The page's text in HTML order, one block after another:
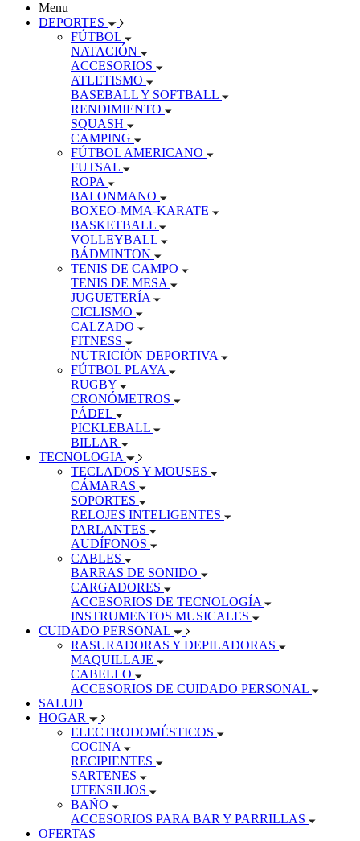
Menu
DEPORTES
FÚTBOL
NATACIÓN
ACCESORIOS
ATLETISMO
BASEBALL Y SOFTBALL
RENDIMIENTO
SQUASH
CAMPING
FÚTBOL AMERICANO
FUTSAL
ROPA
BALONMANO
BOXEO-MMA-KARATE
BASKETBALL
VOLLEYBALL
BÁDMINTON
TENIS DE CAMPO
TENIS DE MESA
JUGUETERÍA
CICLISMO
CALZADO
FITNESS
NUTRICIÓN DEPORTIVA
FÚTBOL PLAYA
RUGBY
CRONÓMETROS
PÁDEL
PICKLEBALL
BILLAR
TECNOLOGIA
TECLADOS Y MOUSES
CÁMARAS
SOPORTES
RELOJES INTELIGENTES
PARLANTES
AUDÍFONOS
CABLES
BARRAS DE SONIDO
CARGADORES
ACCESORIOS DE TECNOLOGÍA
INSTRUMENTOS MUSICALES
CUIDADO PERSONAL
RASURADORAS Y DEPILADORAS
MAQUILLAJE
CABELLO
ACCESORIOS DE CUIDADO PERSONAL
SALUD
HOGAR
ELECTRODOMÉSTICOS
COCINA
RECIPIENTES
SARTENES
UTENSILIOS
BAÑO
ACCESORIOS PARA BAR Y PARRILLAS
OFERTAS